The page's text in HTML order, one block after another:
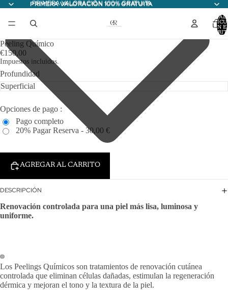
PRIMERA VALORACIÓN 100% GRATUITA
PRIMERA VALORACIÓN 100% GRATUITA
TOTAL
EN
Peeling Químico
€150,00
Impuestos incluidos.
Profundidad
Opciones de pago :
Pago completo
20% Pagar Reserva - 30,00 €
AGREGAR AL CARRITO
DESCRIPCIÓN
Renovación controlada para una piel más lisa, luminosa y
uniforme.
Los Peelings Químicos son tratamientos de renovación cutánea
controlada que eliminan células dañadas, estimulan la regeneración
dérmica y mejoran el tono y la textura de la piel.